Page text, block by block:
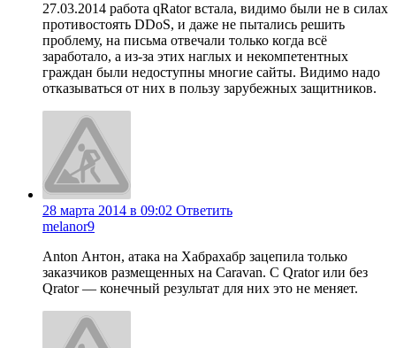
27.03.2014 работа qRator встала, видимо были не в силах
противостоять DDoS, и даже не пытались решить
проблему, на письма отвечали только когда всё
заработало, а из-за этих наглых и некомпетентных
граждан были недоступны многие сайты. Видимо надо
отказываться от них в пользу зарубежных защитников.
28 марта 2014 в 09:02 Ответить
melanor9
Anton Антон, атака на Хабрахабр зацепила только
заказчиков размещенных на Caravan. С Qrator или без
Qrator — конечный результат для них это не меняет.